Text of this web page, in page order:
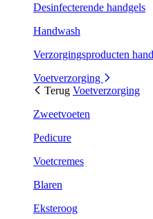
Desinfecterende handgels
Handwash
Verzorgingsproducten
Voetverzorging
Terug Voetverzorging
Zweetvoeten
Pedicure
Voetcremes
Blaren
Eksteroog